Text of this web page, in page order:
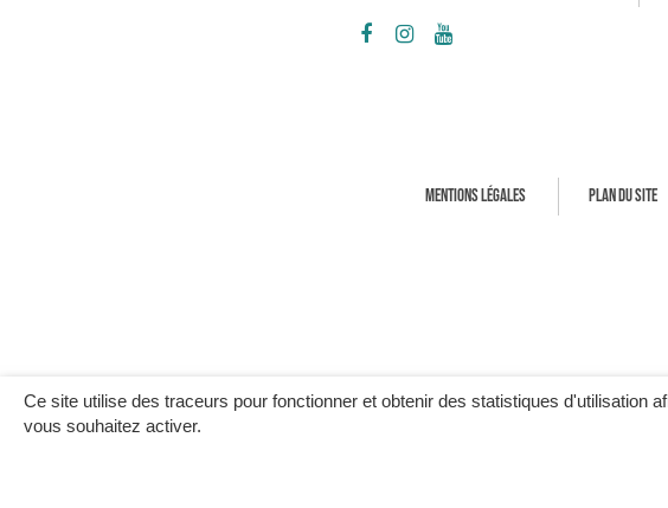
Ce site utilise des traceurs pour fonctionner et obtenir des statistiques d'utilisation
vous souhaitez activer.
LienLienLien
MENTIONS LÉGALES PLAN DU SITE